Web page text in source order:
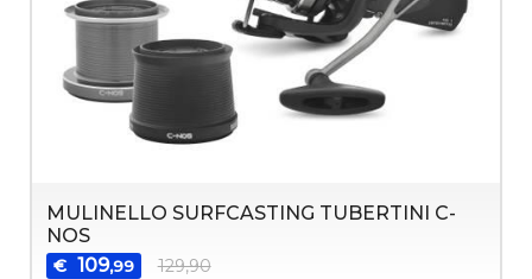
MULINELLO SURFCASTING TUBERTINI C-
NOS
€ 109,99 129,90